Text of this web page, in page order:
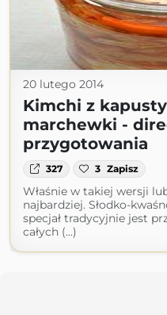
20 lutego 2014
Kimchi z
marchewki -
przygotowania
327 3 Zapisz
Właśnie w takiej wersji
najbardziej. Słodko-
specjał tradycyjnie jest
całych (...)